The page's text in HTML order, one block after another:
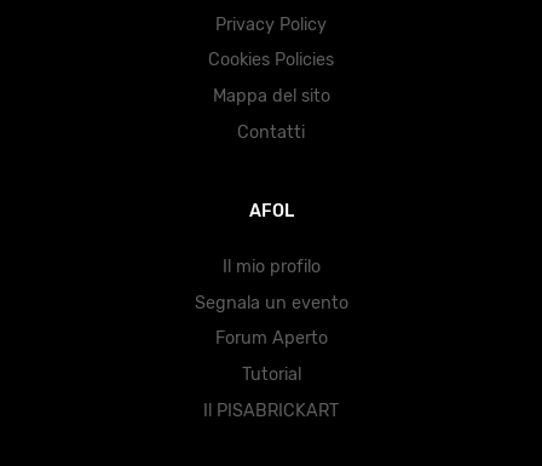
Privacy Policy
Cookies Policies
Mappa del sito
Contatti
AFOL
Il mio profilo
Segnala un evento
Forum Aperto
Tutorial
Il PISABRICKART